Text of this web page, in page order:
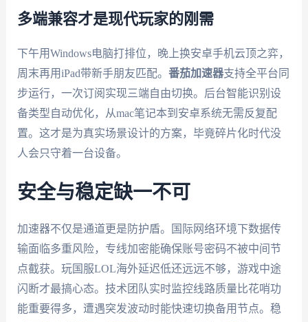
多端兼容才是现代玩家的刚需
下午用Windows电脑打排位，晚上换安卓手机云顶之弈，
周末再用iPad带新手朋友匹配。 番茄加速器支持全平台同
步运行，一次订阅实现三端自由切换。后台智能识别设
备类型自动优化，从mac笔记本到安卓系统无需反复配
置。这才是为真实场景设计的方案，毕竟碎片化时代没
人会只守着一台设备。
安全与稳定缺一不可
加速器不仅是通道更是防护盾。国际网络环境下数据传
输面临多重风险，专线加密能确保账号密码不被中间节
点截获。玩国服LOL海外延迟低还远远不够，游戏中途
闪断才最搞心态。技术团队实时监控线路质量比花哨功
能重要得多，遭遇突发波动时能快速切换备用节点。稳